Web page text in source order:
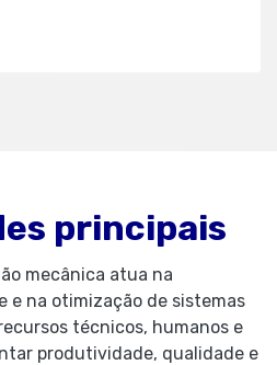
principais
mecânica atua na
e na otimização de sistemas
técnicos, humanos e
produtividade, qualidade e